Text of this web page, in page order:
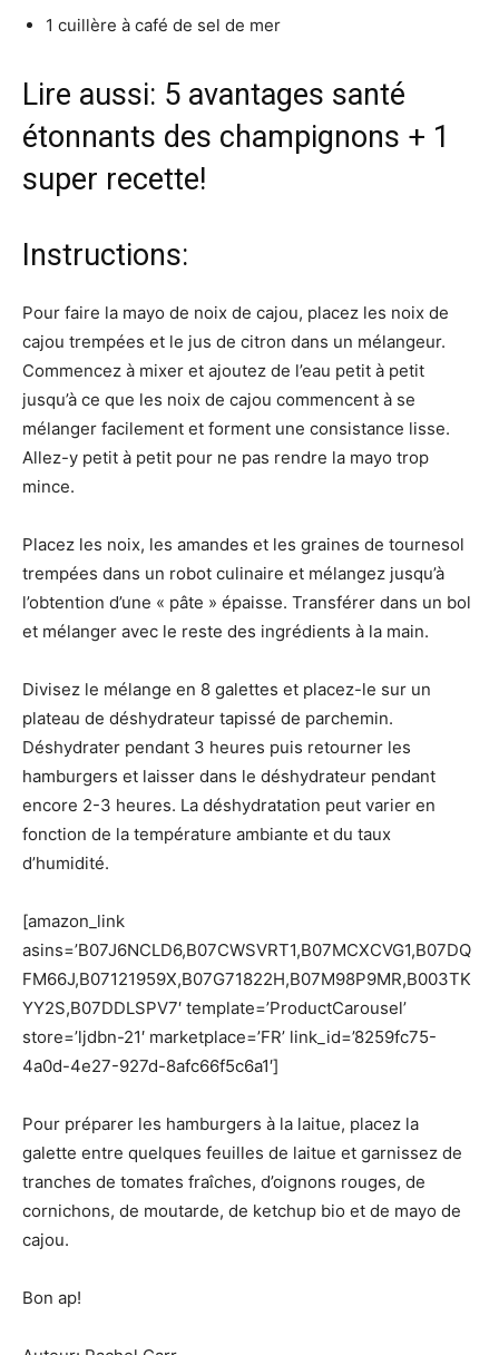
1 cuillère à café de sel de mer
Lire aussi: 5 avantages santé
étonnants des champignons + 1
super recette!
Instructions:
Pour faire la mayo de noix de cajou, placez les noix de
cajou trempées et le jus de citron dans un mélangeur.
Commencez à mixer et ajoutez de l’eau petit à petit
jusqu’à ce que les noix de cajou commencent à se
mélanger facilement et forment une consistance lisse.
Allez-y petit à petit pour ne pas rendre la mayo trop
mince.
Placez les noix, les amandes et les graines de tournesol
trempées dans un robot culinaire et mélangez jusqu’à
l’obtention d’une « pâte » épaisse. Transférer dans un bol
et mélanger avec le reste des ingrédients à la main.
Divisez le mélange en 8 galettes et placez-le sur un
plateau de déshydrateur tapissé de parchemin.
Déshydrater pendant 3 heures puis retourner les
hamburgers et laisser dans le déshydrateur pendant
encore 2-3 heures. La déshydratation peut varier en
fonction de la température ambiante et du taux
d’humidité.
[amazon_link
asins=’B07J6NCLD6,B07CWSVRT1,B07MCXCVG1,B07DQ
FM66J,B07121959X,B07G71822H,B07M98P9MR,B003TK
YY2S,B07DDLSPV7′ template=’ProductCarousel’
store=’ljdbn-21′ marketplace=’FR’ link_id=’8259fc75-
4a0d-4e27-927d-8afc66f5c6a1′]
Pour préparer les hamburgers à la laitue, placez la
galette entre quelques feuilles de laitue et garnissez de
tranches de tomates fraîches, d’oignons rouges, de
cornichons, de moutarde, de ketchup bio et de mayo de
cajou.
Bon ap!